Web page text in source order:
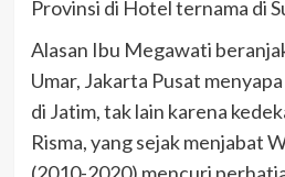
Provinsi di Hotel ternama di
Alasan Ibu Megawati
Umar, Jakarta Pusat
di Jatim, tak lain karena
Risma, yang sejak menjabat
(2010-2020) mencuri